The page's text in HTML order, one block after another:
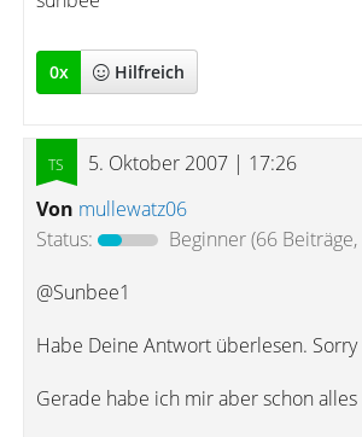
0x Hilfreich
5. Oktober 2007 | 17:26
Von mullewatz06
Status:
Beginner(66
@Sunbee1
Habe Deine Antwort überlesen. Sorry
Gerade habe ich mir aber schon alles